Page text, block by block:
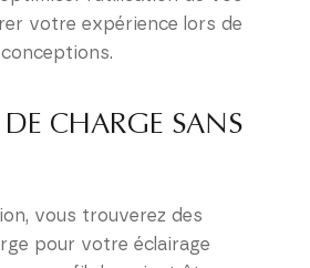
votre expérience lors de
DE CHARGE SANS
vous trouverez des
pour votre éclairage